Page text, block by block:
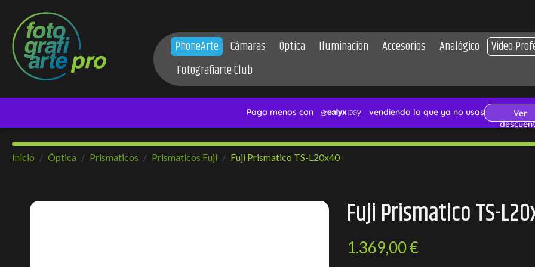
PhoneArte Cámaras Óptica Iluminación Accesorios Analógico
Video
Fotografiarte Club
Inicio Óptica Prismaticos Prismaticos Fuji Fuji Prismatico TS-L20x40
Fuji Prismatico TS-
1.369,00 €